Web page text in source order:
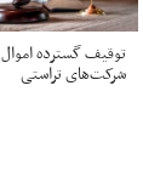
توقیف گسترده اموال
شرکت‌های تراستی